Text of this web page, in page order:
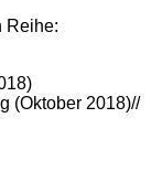
Reihe:
(Oktober 2018)//